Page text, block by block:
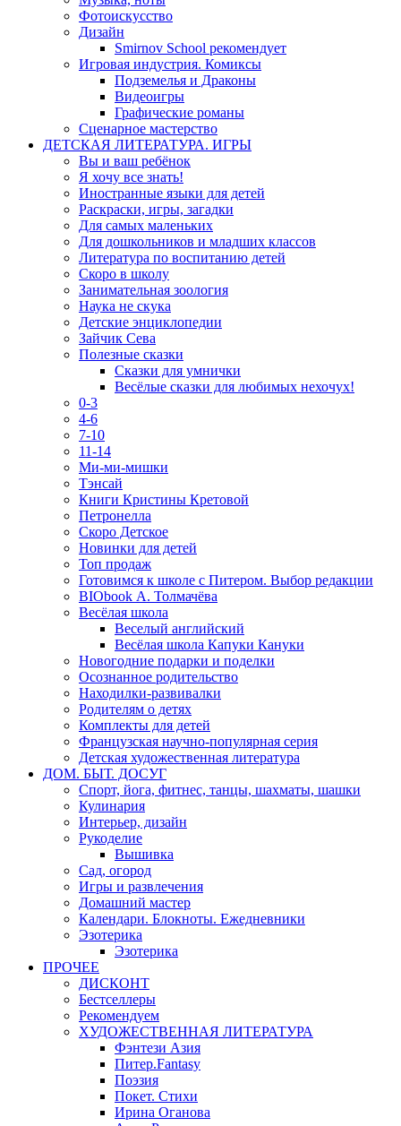
Фотоискусство
Дизайн
Smirnov School рекомендует
Игровая индустрия. Комиксы
Подземелья и Драконы
Видеоигры
Графические романы
Сценарное мастерство
ДЕТСКАЯ ЛИТЕРАТУРА. ИГРЫ
Вы и ваш ребёнок
Я хочу все знать!
Иностранные языки для детей
Раскраски, игры, загадки
Для самых маленьких
Для дошкольников и младших классов
Литература по воспитанию детей
Скоро в школу
Занимательная зоология
Наука не скука
Детские энциклопедии
Зайчик Сева
Полезные сказки
Сказки для умнички
Весёлые сказки для любимых нехочух!
0-3
4-6
7-10
11-14
Ми-ми-мишки
Тэнсай
Книги Кристины Кретовой
Петронелла
Скоро Детское
Новинки для детей
Топ продаж
Готовимся к школе с Питером. Выбор редакции
BIObook А. Толмачёва
Весёлая школа
Веселый английский
Весёлая школа Капуки Кануки
Новогодние подарки и поделки
Осознанное родительство
Находилки-развивалки
Родителям о детях
Комплекты для детей
Французская научно-популярная серия
Детская художественная литература
ДОМ. БЫТ. ДОСУГ
Спорт, йога, фитнес, танцы, шахматы, шашки
Кулинария
Интерьер, дизайн
Рукоделие
Вышивка
Сад, огород
Игры и развлечения
Домашний мастер
Календари. Блокноты. Ежедневники
Эзотерика
Эзотерика
ПРОЧЕЕ
ДИСКОНТ
Бестселлеры
Рекомендуем
ХУДОЖЕСТВЕННАЯ ЛИТЕРАТУРА
Фэнтези Азия
Питер.Fantasy
Поэзия
Покет. Стихи
Ирина Оганова